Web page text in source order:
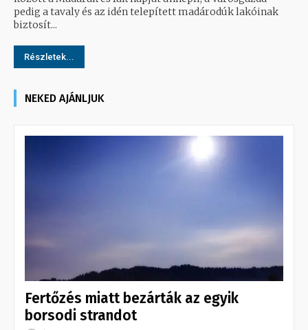
pedig a tavaly és az idén telepített madárodúk lakóinak
biztosít...
Részletek...
NEKED AJÁNLJUK
Fertőzés miatt bezárták az egyik
borsodi strandot